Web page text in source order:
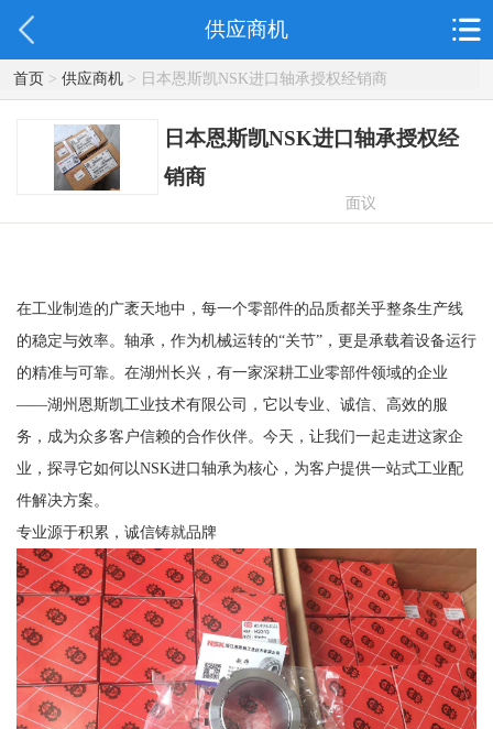
供应商机
首页> 供应商机> 日本恩斯凯NSK进口轴承授权经销商
日本恩斯凯NSK进口轴承授权经
销商
面议
在工业制造的广袤天地中，每一个零部件的品质都关乎整条生产线
的稳定与效率。轴承，作为机械运转的“关节”，更是承载着设备运行
的精准与可靠。在湖州长兴，有一家深耕工业零部件领域的企业
——湖州恩斯凯工业技术有限公司，它以专业、诚信、高效的服
务，成为众多客户信赖的合作伙伴。今天，让我们一起走进这家企
业，探寻它如何以NSK进口轴承为核心，为客户提供一站式工业配
件解决方案。
专业源于积累，诚信铸就品牌